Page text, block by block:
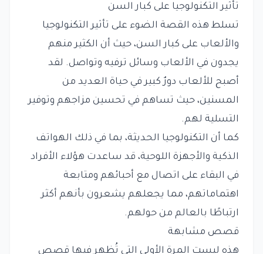
تأثير التكنولوجيا على كبار السن
تسلط هذه القصة الضوء على تأثير التكنولوجيا
والألعاب على كبار السن، حيث أن الكثير منهم
يجدون في الألعاب وسائل ترفيه وتواصل. لقد
أصبح للألعاب دورٌ كبير في حياة العديد من
المسنين، حيث تساهم في تحسين مزاجهم وتوفير
التسلية لهم.
كما أن التكنولوجيا الحديثة، بما في ذلك الهواتف
الذكية والأجهزة اللوحية، قد ساعدت هؤلاء الأفراد
في البقاء على اتصال مع أحبائهم ومتابعة
اهتماماتهم، مما يجعلهم يشعرون بأنهم أكثر
ارتباطًا بالعالم من حولهم.
قصص مشابهة
هذه ليست المرة الأولى التي تُظهر فيها قصص